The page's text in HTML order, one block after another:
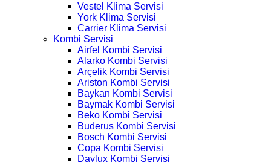
Vestel Klima Servisi
York Klima Servisi
Carrier Klima Servisi
Kombi Servisi
Airfel Kombi Servisi
Alarko Kombi Servisi
Arçelik Kombi Servisi
Ariston Kombi Servisi
Baykan Kombi Servisi
Baymak Kombi Servisi
Beko Kombi Servisi
Buderus Kombi Servisi
Bosch Kombi Servisi
Copa Kombi Servisi
Daylux Kombi Servisi